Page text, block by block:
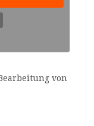
von